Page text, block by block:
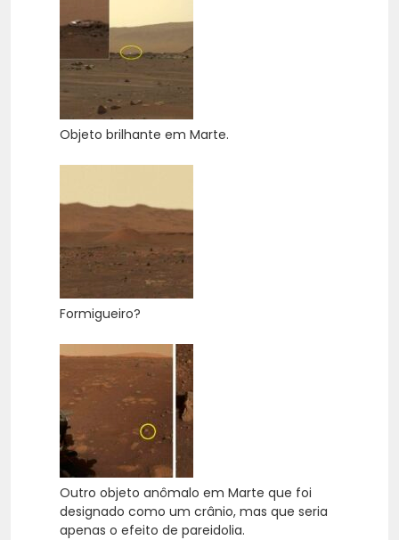
Objeto brilhante em Marte.
Formigueiro?
Outro objeto anômalo em Marte que foi
designado como um crânio, mas que seria
apenas o efeito de pareidolia.